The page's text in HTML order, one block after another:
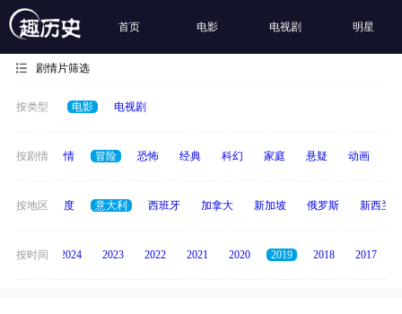
首页 电影 电视剧 明星
剧情片筛选
按类型 电影 电视剧
按剧情
喜剧 爱情 冒险 恐怖 经典 科幻 家庭 悬疑 动画
按地区
泰国 印度 意大利 西班牙 加拿大 新加坡 俄罗斯 新西兰
按时间
2025 2024 2023 2022 2021 2020 2019 2018 2017